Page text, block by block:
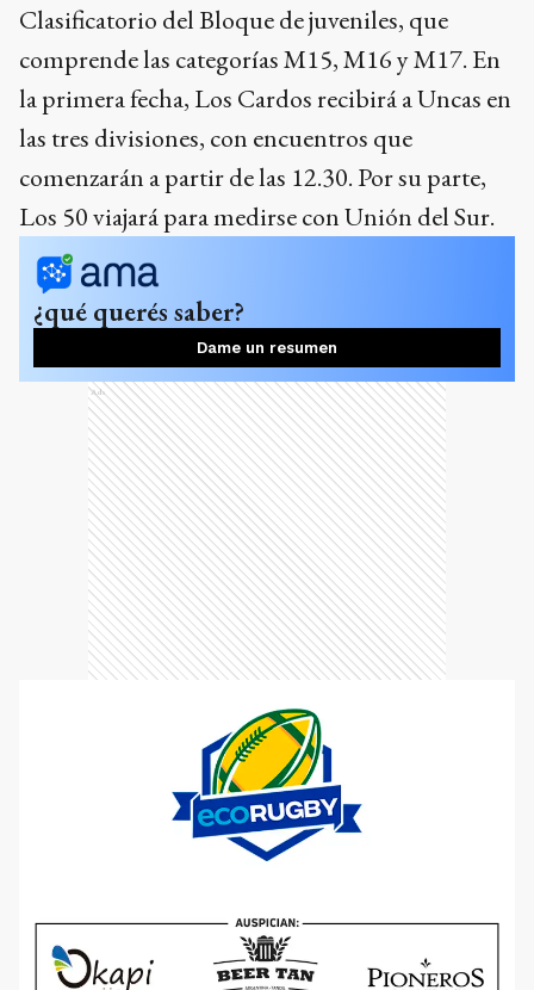
Clasificatorio del Bloque de juveniles, que
comprende las categorías M15, M16 y M17. En
la primera fecha, Los Cardos recibirá a Uncas en
las tres divisiones, con encuentros que
comenzarán a partir de las 12.30. Por su parte,
Los 50 viajará para medirse con Unión del Sur.
¿qué querés saber?
Dame un resumen
Ads